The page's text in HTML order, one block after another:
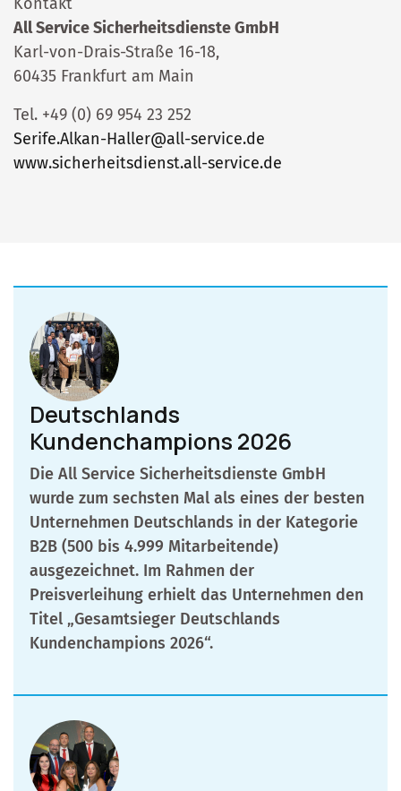
All Service Sicherheitsdienste GmbH
Karl-von-Drais-Straße 16-18,
60435 Frankfurt am Main
Tel. +49 (0) 69 954 23 252
Serife.Alkan-Haller@all-service.de
www.sicherheitsdienst.all-service.de
Deutschlands
Kundenchampions 2026
Die All Service Sicherheitsdienste GmbH
wurde zum sechsten Mal als eines der besten
Unternehmen Deutschlands in der Kategorie
B2B (500 bis 4.999 Mitarbeitende)
ausgezeichnet. Im Rahmen der
Preisverleihung erhielt das Unternehmen den
Titel „Gesamtsieger Deutschlands
Kundenchampions 2026“.